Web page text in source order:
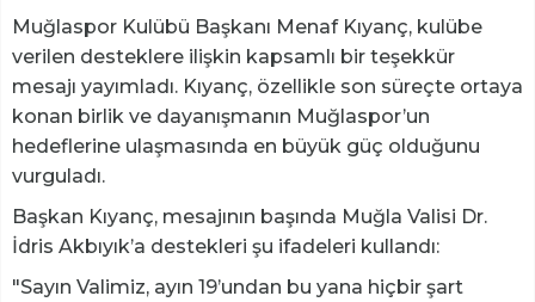
Muğlaspor Kulübü Başkanı Menaf Kıyanç, kulübe
verilen desteklere ilişkin kapsamlı bir teşekkür
mesajı yayımladı. Kıyanç, özellikle son süreçte ortaya
konan birlik ve dayanışmanın Muğlaspor’un
hedeflerine ulaşmasında en büyük güç olduğunu
vurguladı.
Başkan Kıyanç, mesajının başında Muğla Valisi Dr.
İdris Akbıyık’a destekleri şu ifadeleri kullandı:
"Sayın Valimiz, ayın 19’undan bu yana hiçbir şart